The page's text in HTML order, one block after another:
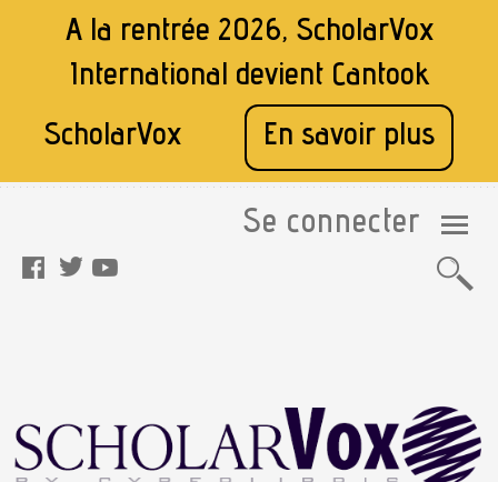
A la rentrée 2026, ScholarVox
International devient Cantook
ScholarVox
En savoir plus
Se connecter